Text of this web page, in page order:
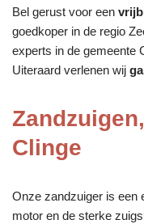
Bel gerust voor een
goedkoper in de regio
experts in de gemeente
Uiteraard verlenen wij
Clinge
Onze zandzuiger is een
motor en de sterke